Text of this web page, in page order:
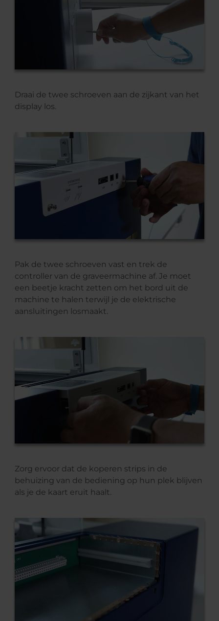
Draai de twee schroeven aan de zijkant van het
display los.
Pak de twee schroeven vast en trek de
controller van de graveermachine af. Je moet
een beetje kracht zetten om het bord uit de
machine te halen terwijl je de elektrische
aansluitingen losmaakt.
Zorg ervoor dat de koperen strips in de
behuizing van de bediening op hun plek blijven
als je de kaart eruit haalt.